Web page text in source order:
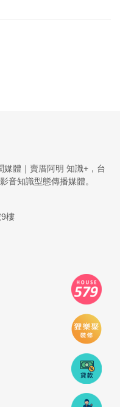
媒體｜賣厝阿明 知識+，台
音知識型態傳播媒體。
樓